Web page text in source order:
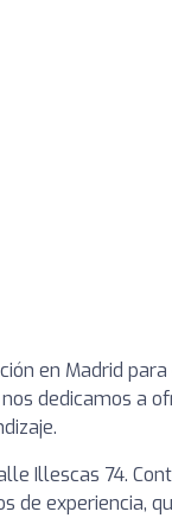
en Madrid
dedicamos a
Illescas 74.
de experiencia,